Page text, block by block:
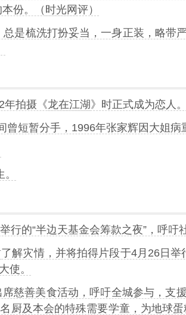
份。（ 时光网 评）
是梳洗打扮妥当，一身正装，略带
年拍摄《龙在江湖 》时正式成为恋人。
曾短暂分手，1996年张家辉因大姐病
的“半边天基金会筹款之夜”，呼吁
了解灾情，并将拍得片段于4月26日
使。
慈善美食活动，呼吁全城参与，支
厨及本会的特殊需要学童，为地球